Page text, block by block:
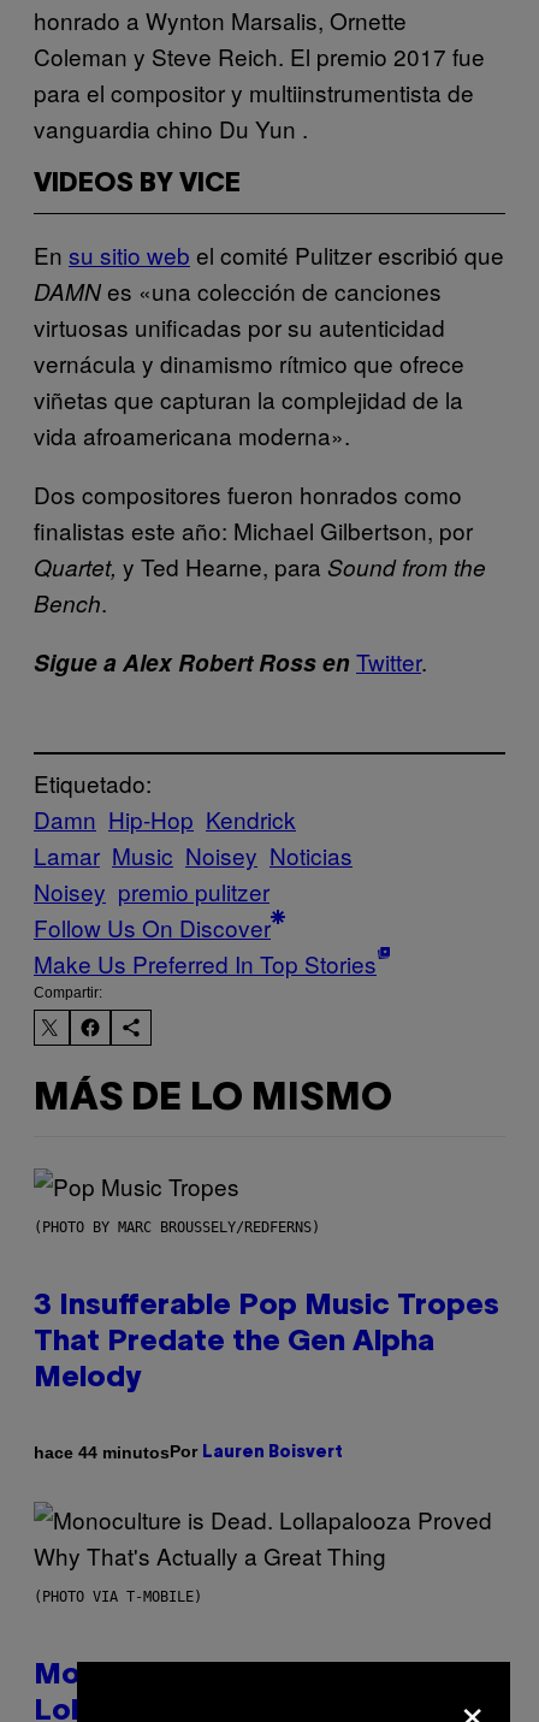
honrado a Wynton Marsalis, Ornette
Coleman y Steve Reich. El premio 2017 fue
para el compositor y multiinstrumentista de
vanguardia chino Du Yun .
VIDEOS BY VICE
En su sitio web el comité Pulitzer escribió que
DAMNes «una colección de canciones
virtuosas unificadas por su autenticidad
vernácula y dinamismo rítmico que ofrece
viñetas que capturan la complejidad de la
vida afroamericana moderna».
Dos compositores fueron honrados como
finalistas este año: Michael Gilbertson, por
Quartet, y Ted Hearne, para Sound from the
Bench.
Sigue a Alex Robert Ross en Twitter.
Etiquetado:
Damn Hip-Hop Kendrick
Lamar Music Noisey Noticias
Noisey premio pulitzer
Follow Us On Discover
Make Us Preferred In Top Stories
Compartir:
MÁS DE LO MISMO
(PHOTO BY MARC BROUSSELY/REDFERNS)
3 Insufferable Pop Music Tropes
That Predate the Gen Alpha
Melody
hace 44 minutosPor Lauren Boisvert
(PHOTO VIA T-MOBILE)
Monoculture is Dead, and
Lollapalooza Proved Why That’s
×